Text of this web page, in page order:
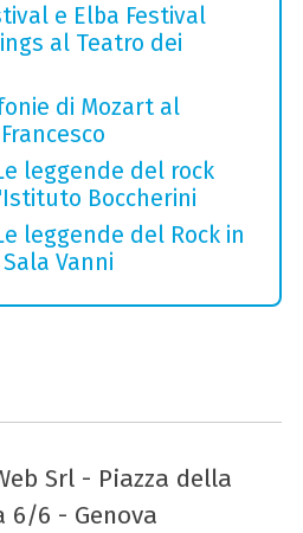
e Elba Festival
al Teatro dei
di Mozart al
leggende del rock
Boccherini
leggende del Rock in
Vanni
Srl - Piazza della
6 - Genova